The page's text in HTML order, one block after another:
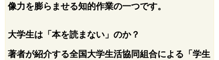
像力を膨らませる知的作業の一つです。
大学生は「本を読まない」のか？
著者が紹介する全国大学生活協同組合による「学生